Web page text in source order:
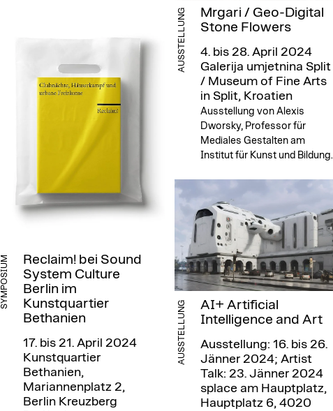
AUSSTELLUNG
Mrgari / Geo-Digital
Stone Flowers
4. bis 28. April 2024
Galerija umjetnina Split
/ Museum of Fine Arts
in Split, Kroatien
Ausstellung von Alexis
Dworsky, Professor für
Mediales Gestalten am
Institut für Kunst und Bildung.
SYMPOSIUM
Reclaim! bei Sound
System Culture
Berlin im
Kunstquartier
Bethanien
17. bis 21. April 2024
Kunstquartier
Bethanien,
Mariannenplatz 2,
Berlin Kreuzberg
AUSSTELLUNG
AI+ Artificial
Intelligence and Art
Ausstellung: 16. bis 26.
Jänner 2024; Artist
Talk: 23. Jänner 2024
splace am Hauptplatz,
Hauptplatz 6, 4020